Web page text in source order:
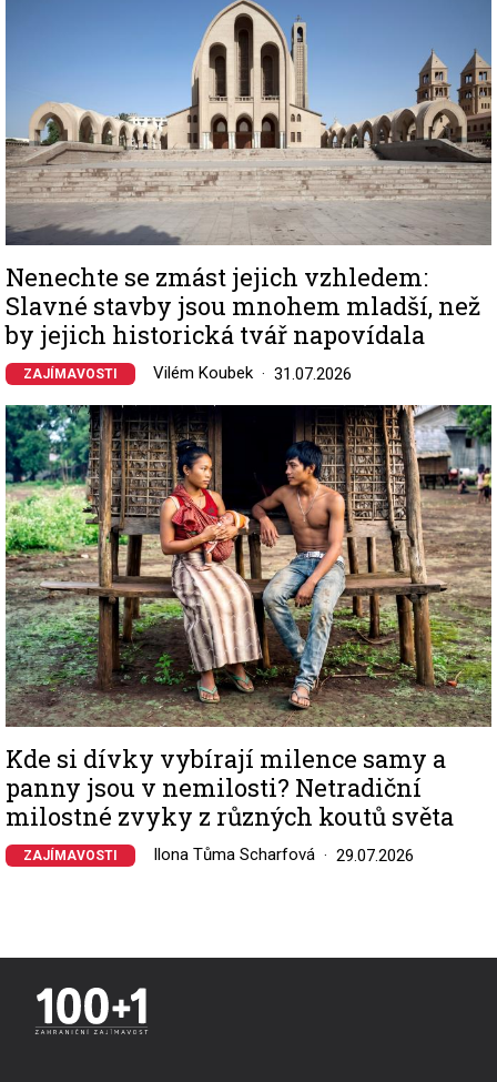
Nenechte se zmást jejich vzhledem:
Slavné stavby jsou mnohem mladší, než
by jejich historická tvář napovídala
ZAJÍMAVOSTI Vilém Koubek 31.07.2026
Image
Kde si dívky vybírají milence samy a
panny jsou v nemilosti? Netradiční
milostné zvyky z různých koutů světa
ZAJÍMAVOSTI Ilona Tůma Scharfová 29.07.2026